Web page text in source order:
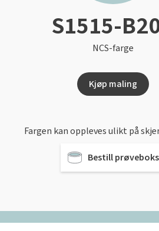
S1515-
NCS-farge
Kjøp maling
Fargen kan oppleves ulikt på
Bestill prøveboks